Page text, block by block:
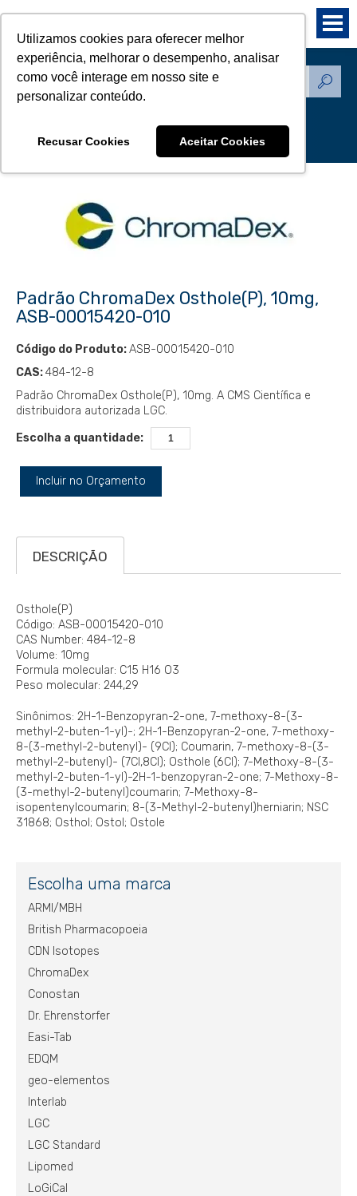
Utilizamos cookies para oferecer melhor
experiência, melhorar o desempenho, analisar
como você interage em nosso site e
personalizar conteúdo.
Recusar Cookies Aceitar Cookies
Produtos - Padrões de
Padrão ChromaDex Osthole(P), 10mg,
ASB-00015420-010
Código do Produto:ASB-00015420-010
CAS:484-12-8
Padrão ChromaDex Osthole(P), 10mg. A CMS Científica e
distribuidora autorizada LGC.
Escolha a quantidade:
Incluir no Orçamento
DESCRIÇÃO
Osthole(P)
Código: ASB-00015420-010
CAS Number: 484-12-8
Volume: 10mg
Formula molecular: C15 H16 O3
Peso molecular: 244,29
Sinônimos: 2H-1-Benzopyran-2-one, 7-methoxy-8-(3-
methyl-2-buten-1-yl)-; 2H-1-Benzopyran-2-one, 7-methoxy-
8-(3-methyl-2-butenyl)- (9CI); Coumarin, 7-methoxy-8-(3-
methyl-2-butenyl)- (7CI,8CI); Osthole (6CI); 7-Methoxy-8-(3-
methyl-2-buten-1-yl)-2H-1-benzopyran-2-one; 7-Methoxy-8-
(3-methyl-2-butenyl)coumarin; 7-Methoxy-8-
isopentenylcoumarin; 8-(3-Methyl-2-butenyl)herniarin; NSC
31868; Osthol; Ostol; Ostole
Escolha uma marca
ARMI/MBH
British Pharmacopoeia
CDN Isotopes
ChromaDex
Conostan
Dr. Ehrenstorfer
Easi-Tab
EDQM
geo-elementos
Interlab
LGC
LGC Standard
Lipomed
LoGiCal